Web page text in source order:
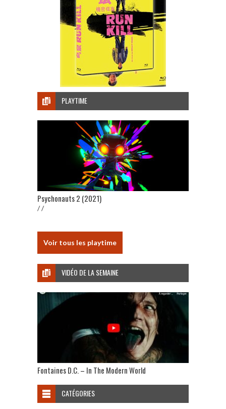
PLAYTIME
Psychonauts 2 (2021)
/ /
Voir tous les playtime
VIDÉO DE LA SEMAINE
Fontaines D.C. – In The Modern World
CATÉGORIES